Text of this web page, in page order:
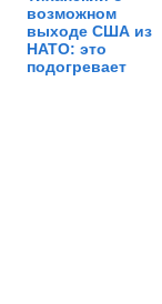
возможном
выходе США из
НАТО: это
подогревает